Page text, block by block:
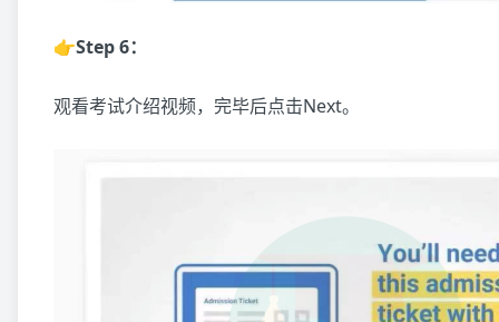
👉Step 6：
观看考试介绍视频，完毕后点击Next。